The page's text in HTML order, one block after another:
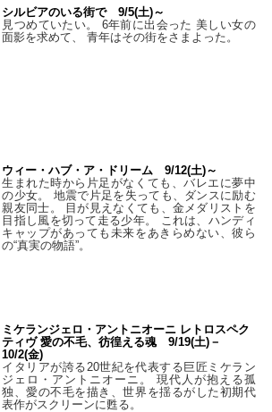
シルビアのいる街で 9/5(土)～
見つめていたい。 6年前に出会った 美しい女の
面影を求めて、 青年はその街をさまよった。
ウィー・ハブ・ア・ドリーム 9/12(土)～
生まれた時から片足がなくても、バレエに夢中
の少女。 地震で片足を失っても、ダンスに励む
親友同士。 目が見えなくても、金メダリストを
目指し風を切って走る少年。 これは、ハンディ
キャップがあっても未来をあきらめない、彼ら
の“真実の物語”。
ミケランジェロ・アントニオーニ レトロスペク
ティヴ 愛の不毛、彷徨える魂 9/19(土)－
10/2(金)
イタリアが誇る20世紀を代表する巨匠ミケラン
ジェロ・アントニオーニ。 現代人が抱える孤
独、愛の不毛を描き、世界を揺るがした初期代
表作がスクリーンに甦る。